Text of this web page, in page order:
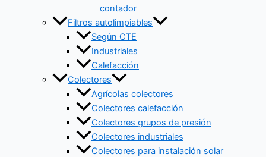
contador
Filtros autolimpiables
Según CTE
Industriales
Calefacción
Colectores
Agrícolas colectores
Colectores calefacción
Colectores grupos de presión
Colectores industriales
Colectores para instalación solar